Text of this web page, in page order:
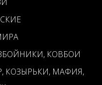
КОВБОИ
КОЗЫРЬКИ, МАФИЯ,